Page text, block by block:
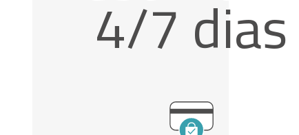
4/7 dias